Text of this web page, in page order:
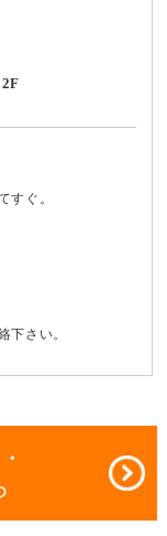
すぐ。
下さい。